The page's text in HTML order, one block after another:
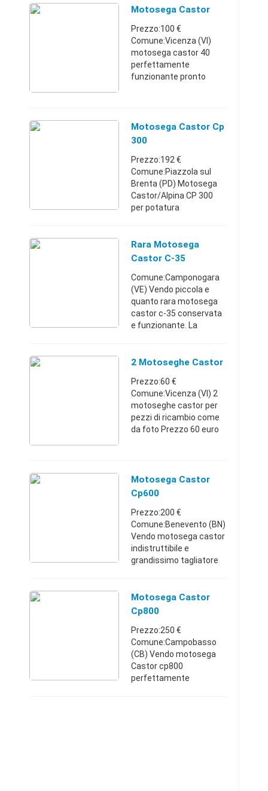
Motosega Castor
Prezzo:100 €
Comune:Vicenza (VI)
motosega castor 40
perfettamente
funzionante pronto
Motosega Castor Cp
300
Prezzo:192 €
Comune:Piazzola sul
Brenta (PD) Motosega
Castor/Alpina CP 300
per potatura
Rara Motosega
Castor C-35
Funzionante
Comune:Camponogara
(VE) Vendo piccola e
quanto rara motosega
castor c-35 conservata
e funzionante. La
membrane del
la corrente c'è e bell ...
2 Motoseghe Castor
Prezzo:60 €
Comune:Vicenza (VI) 2
motoseghe castor per
pezzi di ricambio come
da foto Prezzo 60 euro
emailVeneto320322918
660 €
Motosega Castor
Cp600
Prezzo:200 €
Comune:Benevento (BN)
Vendo motosega castor
indistruttibile e
grandissimo tagliatore
cm va benissimo lo
cambio per passaggio a
Motosega Castor
Cp800
Prezzo:250 €
Comune:Campobasso
(CB) Vendo motosega
Castor cp800
perfettamente